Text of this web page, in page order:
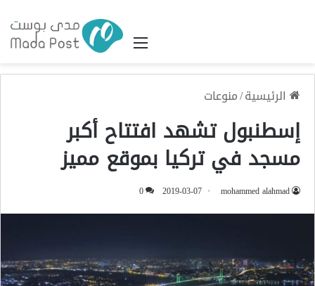
القائمة
الرئيسية/منوعات
إسطنبول تشهد افتتاح أكبر
مسجد في تركيا بموقع مميز
mohammed alahmad
2019-03-07
0